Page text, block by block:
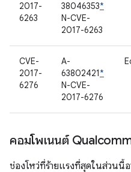
2017-
6263
38046353*
N-CVE-
2017-6263
CVE-
2017-
6276
A-
63802421*
N-CVE-
2017-6276
คอมโพเนนต์
ช่องโหว่ที่ร้ายแรงที่สุดในส่วนนี้